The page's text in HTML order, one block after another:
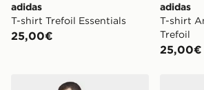
adidas
T-shirt Trefoil Essentials
25,00€
adidas
T-shirt
Trefoil
25,00€
adidas T-shirt 3-stripes adidas